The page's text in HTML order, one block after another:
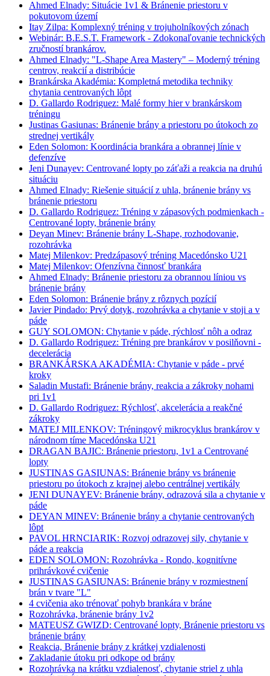
Ahmed Elnady: Situácie 1v1 & Bránenie priestoru v
pokutovom území
Itay Zilpa: Komplexný tréning v trojuholníkových zónach
Webinár: B.E.S.T. Framework - Zdokonaľovanie technických
zručností brankárov.
Ahmed Elnady: "L-Shape Area Mastery" – Moderný tréning
centrov, reakcií a distribúcie
Brankárska Akadémia: Kompletná metodika techniky
chytania centrovaných lôpt
D. Gallardo Rodriguez: Malé formy hier v brankárskom
tréningu
Justinas Gasiunas: Bránenie brány a priestoru po útokoch zo
strednej vertikály
Eden Solomon: Koordinácia brankára a obrannej línie v
defenzíve
Jeni Dunayev: Centrované lopty po záťaži a reakcia na druhú
situáciu
Ahmed Elnady: Riešenie situácií z uhla, bránenie brány vs
bránenie priestoru
D. Gallardo Rodriguez: Tréning v zápasových podmienkach -
Centrované lopty, bránenie brány
Deyan Minev: Bránenie brány L-Shape, rozhodovanie,
rozohrávka
Matej Milenkov: Predzápasový tréning Macedónsko U21
Matej Milenkov: Ofenzívna činnosť brankára
Ahmed Elnady: Bránenie priestoru za obrannou líniou vs
bránenie brány
Eden Solomon: Bránenie brány z rôznych pozícií
Javier Pindado: Prvý dotyk, rozohrávka a chytanie v stoji a v
páde
GUY SOLOMON: Chytanie v páde, rýchlosť nôh a odraz
D. Gallardo Rodriguez: Tréning pre brankárov v posilňovni -
decelerácia
BRANKÁRSKA AKADÉMIA: Chytanie v páde - prvé
kroky
Saladin Mustafi: Bránenie brány, reakcia a zákroky nohami
pri 1v1
D. Gallardo Rodriguez: Rýchlosť, akcelerácia a reakčné
zákroky
MATEJ MILENKOV: Tréningový mikrocyklus brankárov v
národnom tíme Macedónska U21
DRAGAN BAJIC: Bránenie priestoru, 1v1 a Centrované
lopty
JUSTINAS GASIUNAS: Bránenie brány vs bránenie
priestoru po útokoch z krajnej alebo centrálnej vertikály
JENI DUNAYEV: Bránenie brány, odrazová sila a chytanie v
páde
DEYAN MINEV: Bránenie brány a chytanie centrovaných
lôpt
PAVOL HRNCIARIK: Rozvoj odrazovej sily, chytanie v
páde a reakcia
EDEN SOLOMON: Rozohrávka - Rondo, kognitívne
prihrávkové cvičenie
JUSTINAS GASIUNAS: Bránenie brány v rozmiestnení
brán v tvare "L"
4 cvičenia ako trénovať pohyb brankára v bráne
Rozohrávka, bránenie brány 1v2
MATEUSZ GWIZD: Centrované lopty, Bránenie priestoru vs
bránenie brány
Reakcia, Bránenie brány z krátkej vzdialenosti
Zakladanie útoku pri odkope od brány
Rozohrávka na krátku vzdialenosť, chytanie striel z uhla